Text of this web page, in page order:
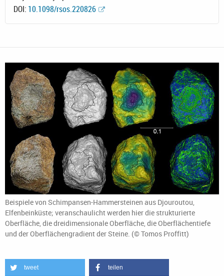
DOI: 10.1098/rsos.220826
Beispiele von Schimpansen-Hammersteinen aus Djouroutou,
Elfenbeinküste; veranschaulicht werden hier die strukturierte
Oberfläche, die dreidimensionale Oberfläche, die Oberflächentiefe
und der Oberflächengradient der Steine. (© Tomos Proffitt)
tweet teilen